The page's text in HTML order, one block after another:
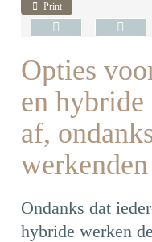
Print
Opties
en hybride
af,
werkenden
Ondanks dat
hybride werken